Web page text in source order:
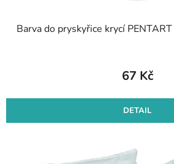
Barva do pryskyřice krycí
67 Kč
DETAIL